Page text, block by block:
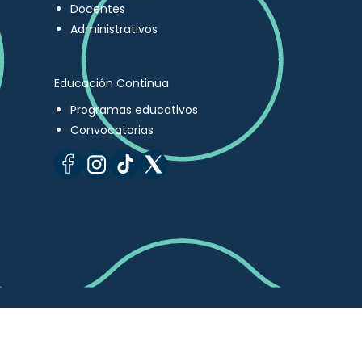
Docentes
Administrativos
Educación Continua
Programas educativos
Convocatorias